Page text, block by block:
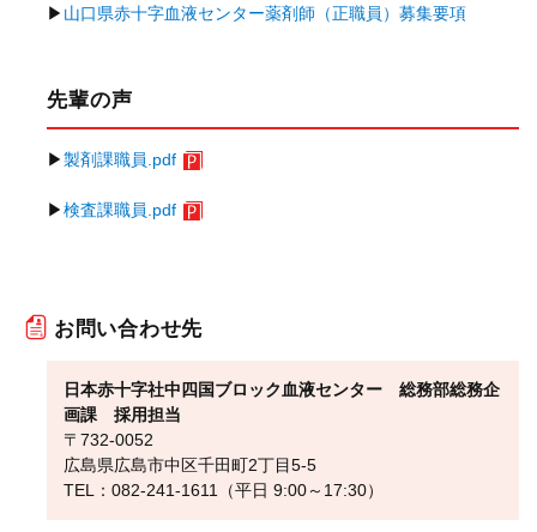
▶ 山口県赤十字血液センター薬剤師（正職員）募集要項
先輩の声
▶製剤課職員.pdf
▶検査課職員.pdf
お問い合わせ先
日本赤十字社中四国ブロック血液センター 総務部総務企
画課 採用担当
〒732-0052
広島県広島市中区千田町2丁目5-5
TEL：082-241-1611（平日 9:00～17:30）